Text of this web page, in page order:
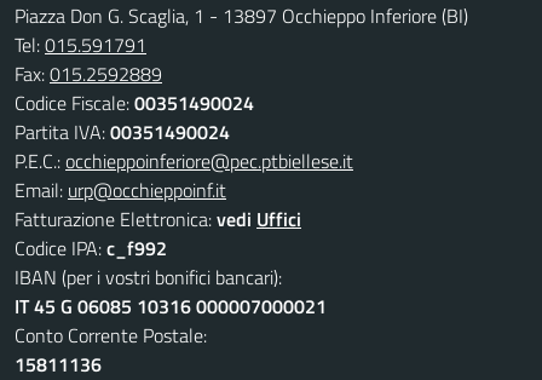
Piazza Don G. Scaglia, 1 - 13897 Occhieppo Inferiore (BI)
Tel:015.591791
Fax:015.2592889
Codice Fiscale:00351490024
Partita IVA:00351490024
P.E.C.:occhieppoinferiore@pec.ptbiellese.it
Email: urp@occhieppoinf.it
Fatturazione Elettronica:vedi Uffici
Codice IPA:c_f992
IBAN (per i vostri bonifici bancari):
IT 45 G 06085 10316 000007000021
Conto Corrente Postale:
15811136